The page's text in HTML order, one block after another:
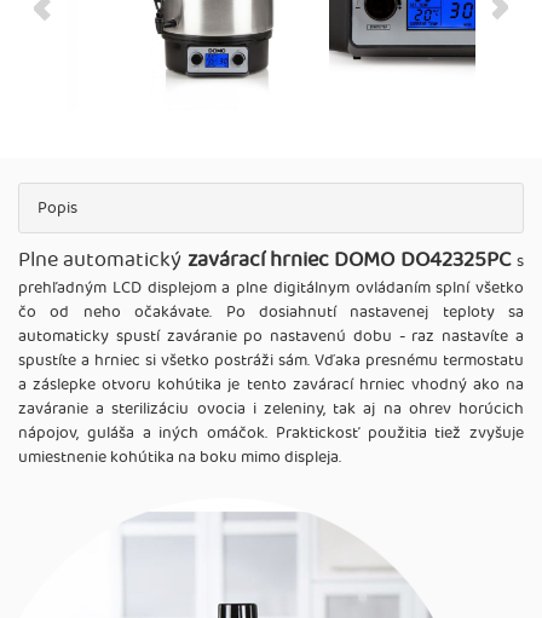
Popis
Plne automatický zavárací hrniec DOMO DO42325PCs
prehľadným LCD displejom a plne digitálnym ovládaním splní všetko
čo od neho očakávate. Po dosiahnutí nastavenej teploty sa
automaticky spustí zaváranie po nastavenú dobu - raz nastavíte a
spustíte a hrniec si všetko postráži sám. Vďaka presnému termostatu
a záslepke otvoru kohútika je tento zavárací hrniec vhodný ako na
zaváranie a sterilizáciu ovocia i zeleniny, tak aj na ohrev horúcich
nápojov, guláša a iných omáčok. Praktickosť použitia tiež zvyšuje
umiestnenie kohútika na boku mimo displeja.